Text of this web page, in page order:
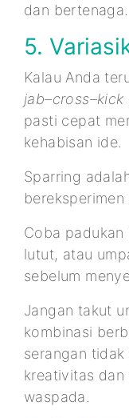
dan bertenaga.
5.
Kalau Anda
jab–cross–kick
pasti cepat
kehabisan ide.
Sparring
Coba padukan
lutut, atau
sebelum
Jangan takut
kombinasi
serangan
kreativitas dan
waspada.